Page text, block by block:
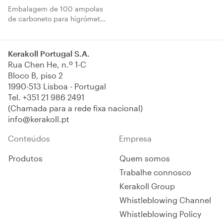
Embalagem de 100 ampolas
de carboneto para higrómetro
Kerakoll Portugal S.A.
Rua Chen He, n.º 1-C
Bloco B, piso 2
1990-513 Lisboa - Portugal
Tel. +351 21 986 2491
(Chamada para a rede fixa nacional)
info@kerakoll.pt
Conteúdos
Produtos
Empresa
Quem somos
Trabalhe connosco
Kerakoll Group
Whistleblowing Channel
Whistleblowing Policy